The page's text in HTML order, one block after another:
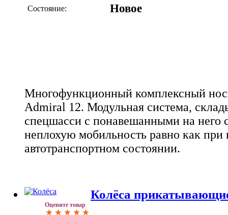
Состояние: Новое
Многофункционный комплексный
Admiral 12. Модульная система,
спецшасси с понавешанными на него
неплохую мобильность равно как при
автотранспортном состоянии.
Оцените товар
Колёса